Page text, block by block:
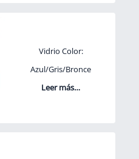
Vidrio Color:
Azul/Gris/Bronce
Leer más…